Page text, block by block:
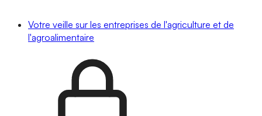
Votre veille sur les entreprises de l'agriculture et de
l'agroalimentaire